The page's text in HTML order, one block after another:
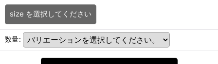
size を選択してください
数量: